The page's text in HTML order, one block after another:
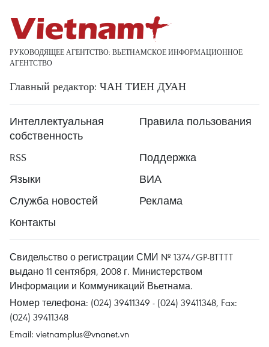
РУКОВОДЯЩЕЕ АГЕНТСТВО: ВЬЕТНАМСКОЕ ИНФОРМАЦИОННОЕ
АГЕНТСТВО
Главный редактор: ЧАН ТИЕН ДУАН
Интеллектуальная
собственность
Правила пользования
RSS
Поддержка
Языки
ВИА
Служба новостей
Реклама
Контакты
Свидельство о регистрации СМИ № 1374/GP-BTTTT
выдано 11 сентября, 2008 г. Министерством
Информации и Коммуникаций Вьетнама.
Номер телефона: (024) 39411349 - (024) 39411348, Fax:
(024) 39411348
Email: vietnamplus@vnanet.vn